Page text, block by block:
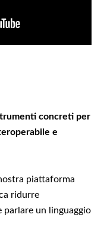
concreti per
e
piattaforma
ridurre
parlare un linguaggio